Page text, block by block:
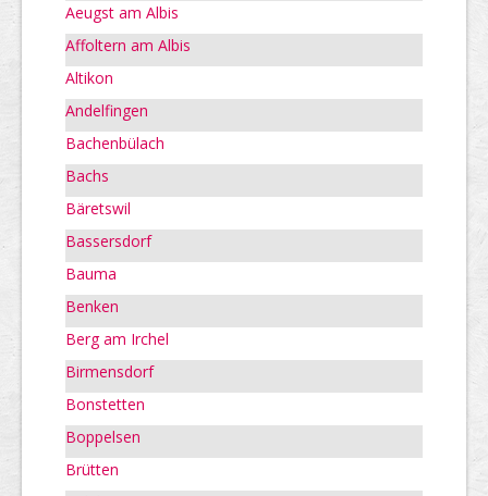
Aeugst am Albis
Affoltern am Albis
Altikon
Andelfingen
Bachenbülach
Bachs
Bäretswil
Bassersdorf
Bauma
Benken
Berg am Irchel
Birmensdorf
Bonstetten
Boppelsen
Brütten